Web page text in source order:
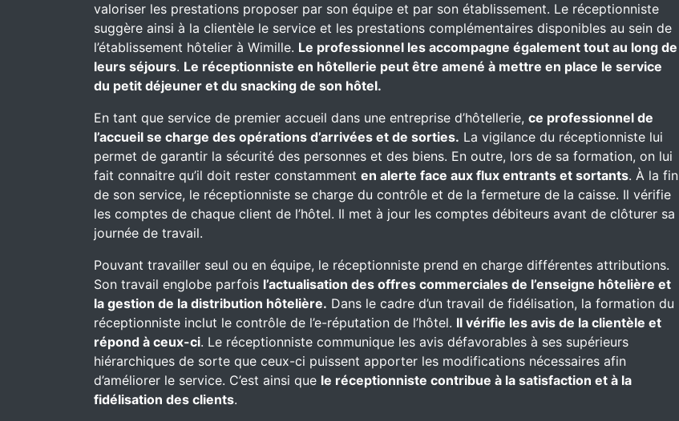
valoriser les prestations proposer par son équipe et par son établissement. Le réceptionniste
suggère ainsi à la clientèle le service et les prestations complémentaires disponibles au sein de
l’établissement hôtelier à Wimille. Le professionnel les accompagne également tout au long de
leurs séjours. Le réceptionniste en hôtellerie peut être amené à mettre en place le service
du petit déjeuner et du snacking de son hôtel.
En tant que service de premier accueil dans une entreprise d’hôtellerie, ce professionnel de
l’accueil se charge des opérations d’arrivées et de sorties. La vigilance du réceptionniste lui
permet de garantir la sécurité des personnes et des biens. En outre, lors de sa formation, on lui
fait connaitre qu’il doit rester constamment en alerte face aux flux entrants et sortants. À la fin
de son service, le réceptionniste se charge du contrôle et de la fermeture de la caisse. Il vérifie
les comptes de chaque client de l’hôtel. Il met à jour les comptes débiteurs avant de clôturer sa
journée de travail.
Pouvant travailler seul ou en équipe, le réceptionniste prend en charge différentes attributions.
Son travail englobe parfois l’actualisation des offres commerciales de l’enseigne hôtelière et
la gestion de la distribution hôtelière. Dans le cadre d’un travail de fidélisation, la formation du
réceptionniste inclut le contrôle de l’e-réputation de l’hôtel. Il vérifie les avis de la clientèle et
répond à ceux-ci. Le réceptionniste communique les avis défavorables à ses supérieurs
hiérarchiques de sorte que ceux-ci puissent apporter les modifications nécessaires afin
d’améliorer le service. C’est ainsi que le réceptionniste contribue à la satisfaction et à la
fidélisation des clients.